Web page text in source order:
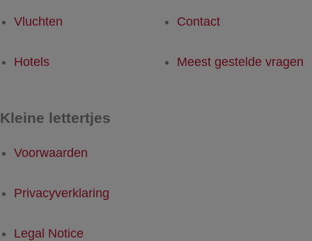
Vluchten
Hotels
Contact
Meest gestelde vragen
Kleine lettertjes
Voorwaarden
Privacyverklaring
Legal Notice